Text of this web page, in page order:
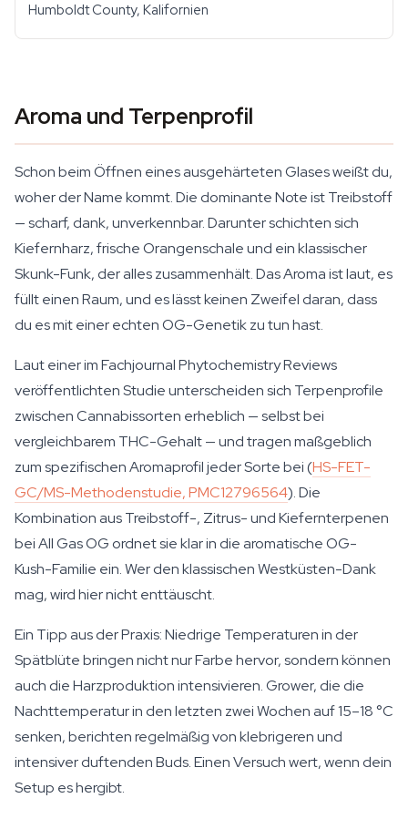
Humboldt County, Kalifornien
Aroma und Terpenprofil
Schon beim Öffnen eines ausgehärteten Glases weißt du,
woher der Name kommt. Die dominante Note ist Treibstoff
— scharf, dank, unverkennbar. Darunter schichten sich
Kiefernharz, frische Orangenschale und ein klassischer
Skunk-Funk, der alles zusammenhält. Das Aroma ist laut, es
füllt einen Raum, und es lässt keinen Zweifel daran, dass
du es mit einer echten OG-Genetik zu tun hast.
Laut einer im Fachjournal Phytochemistry Reviews
veröffentlichten Studie unterscheiden sich Terpenprofile
zwischen Cannabissorten erheblich — selbst bei
vergleichbarem THC-Gehalt — und tragen maßgeblich
zum spezifischen Aromaprofil jeder Sorte bei (HS-FET-
GC/MS-Methodenstudie, PMC12796564). Die
Kombination aus Treibstoff-, Zitrus- und Kiefernterpenen
bei All Gas OG ordnet sie klar in die aromatische OG-
Kush-Familie ein. Wer den klassischen Westküsten-Dank
mag, wird hier nicht enttäuscht.
Ein Tipp aus der Praxis: Niedrige Temperaturen in der
Spätblüte bringen nicht nur Farbe hervor, sondern können
auch die Harzproduktion intensivieren. Grower, die die
Nachttemperatur in den letzten zwei Wochen auf 15–18 °C
senken, berichten regelmäßig von klebrigeren und
intensiver duftenden Buds. Einen Versuch wert, wenn dein
Setup es hergibt.